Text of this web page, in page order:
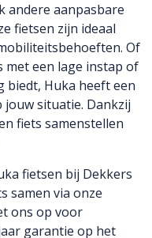
andere aanpasbare
fietsen zijn ideaal
Of
met een lage instap of
biedt, Huka heeft een
situatie. Dankzij
fiets samenstellen
fietsen bij Dekkers
samen via onze
ons op voor
garantie op het